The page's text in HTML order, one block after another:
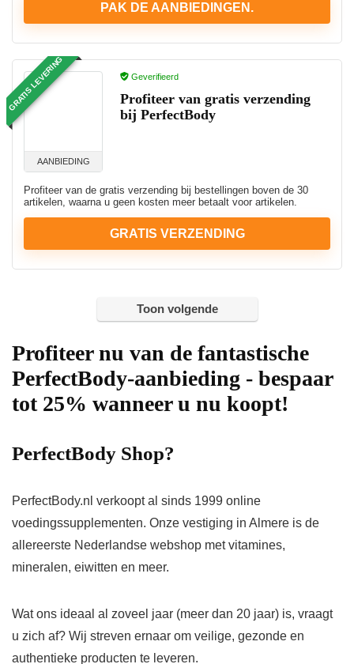
PAK DE AANBIEDINGEN.
GRATIS LEVERING
AANBIEDING
Geverifieerd
Profiteer van gratis verzending
bij PerfectBody
Profiteer van de gratis verzending bij bestellingen boven de 30
artikelen, waarna u geen kosten meer betaalt voor artikelen.
GRATIS VERZENDING
Toon volgende
Profiteer nu van de fantastische
PerfectBody-aanbieding - bespaar
tot 25% wanneer u nu koopt!
PerfectBody Shop?
PerfectBody.nl verkoopt al sinds 1999 online
voedingssupplementen. Onze vestiging in Almere is de
allereerste Nederlandse webshop met vitamines,
mineralen, eiwitten en meer.
Wat ons ideaal al zoveel jaar (meer dan 20 jaar) is, vraagt ​​
u zich af? Wij streven ernaar om veilige, gezonde en
authentieke producten te leveren.